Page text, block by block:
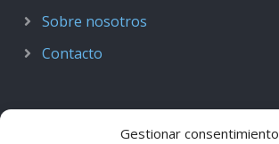
Gestionar consentimiento
Sobre nosotros
Contacto